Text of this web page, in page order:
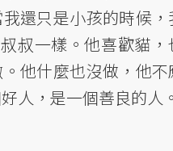
還只是小孩的時候
叔一樣。他喜歡貓
他什麼也沒做，他
人，是一個善良的人